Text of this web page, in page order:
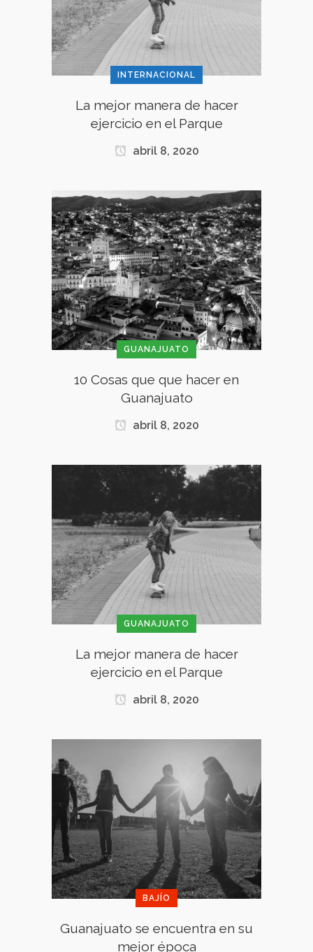
INTERNACIONAL
La mejor manera de hacer
ejercicio en el Parque
abril 8, 2020
GUANAJUATO
10 Cosas que que hacer en
Guanajuato
abril 8, 2020
GUANAJUATO
La mejor manera de hacer
ejercicio en el Parque
abril 8, 2020
BAJÍO
Guanajuato se encuentra en su
mejor época